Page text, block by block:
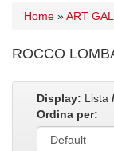
Home »ART
ROCCO
Display: Lista /
Ordina per: